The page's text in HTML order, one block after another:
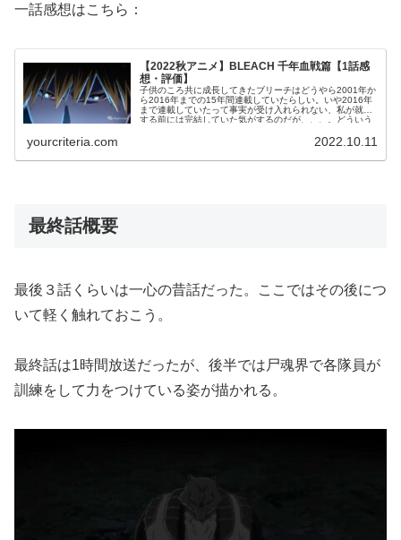
一話感想はこちら：
【2022秋アニメ】BLEACH 千年血戦篇【1話感
想・評価】
子供のころ共に成長してきたブリーチはどうやら2001年か
ら2016年までの15年間連載していたらしい。いや2016年
まで連載していたって事実が受け入れられない、私が就職
する前には完結していた気がするのだが、、、。どういう
してきたしそろそろ完結編行っておきますか！という気合
を感じる。アニメオリジナルが入ってくることも無いだろ
うしストレスなく見ることが出来そうだ。
yourcriteria.com 2022.10.11
最終話概要
最後３話くらいは一心の昔話だった。ここではその後につ
いて軽く触れておこう。
最終話は1時間放送だったが、後半では尸魂界で各隊員が
訓練をして力をつけている姿が描かれる。